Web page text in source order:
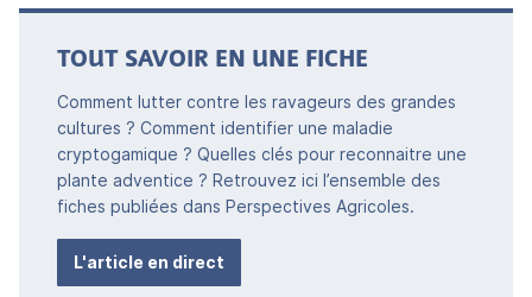
TOUT SAVOIR EN UNE FICHE
Comment lutter contre les ravageurs des grandes
cultures ? Comment identifier une maladie
cryptogamique ? Quelles clés pour reconnaitre une
plante adventice ? Retrouvez ici l’ensemble des
fiches publiées dans Perspectives Agricoles.
L'article en direct